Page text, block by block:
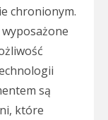
chronionym.
są
które